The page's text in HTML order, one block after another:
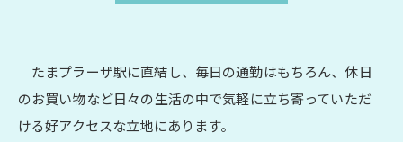
たまプラーザ駅に直結し、毎日の通勤はもちろん、休日
のお買い物など日々の生活の中で気軽に立ち寄っていただ
ける好アクセスな立地にあります。